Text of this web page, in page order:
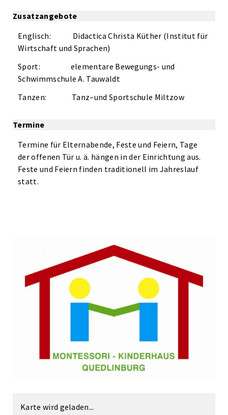
Zusatzangebote
Englisch: Didactica Christa Küther (Institut für
Wirtschaft und Sprachen)
Sport: elementare Bewegungs- und
Schwimmschule A. Tauwaldt
Tanzen: Tanz–und Sportschule Miltzow
Termine
Termine für Elternabende, Feste und Feiern, Tage
der offenen Tür u. ä. hängen in der Einrichtung aus.
Feste und Feiern finden traditionell im Jahreslauf
statt.
Karte wird geladen...